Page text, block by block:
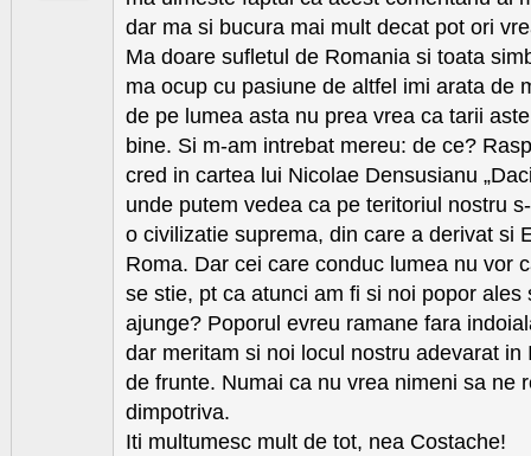
dar ma si bucura mai mult decat pot ori
Ma doare sufletul de Romania si toata
ma ocup cu pasiune de altfel imi arata de
de pe lumea asta nu prea vrea ca tarii
bine. Si m-am intrebat mereu: de ce?
cred in cartea lui Nicolae Densusianu
unde putem vedea ca pe teritoriul nostru
o civilizatie suprema, din care a derivat si
Roma. Dar cei care conduc lumea nu vor
se stie, pt ca atunci am fi si noi popor
ajunge? Poporul evreu ramane fara
dar meritam si noi locul nostru adevarat in
de frunte. Numai ca nu vrea nimeni sa ne
dimpotriva.
Iti multumesc mult de tot, nea Costache!